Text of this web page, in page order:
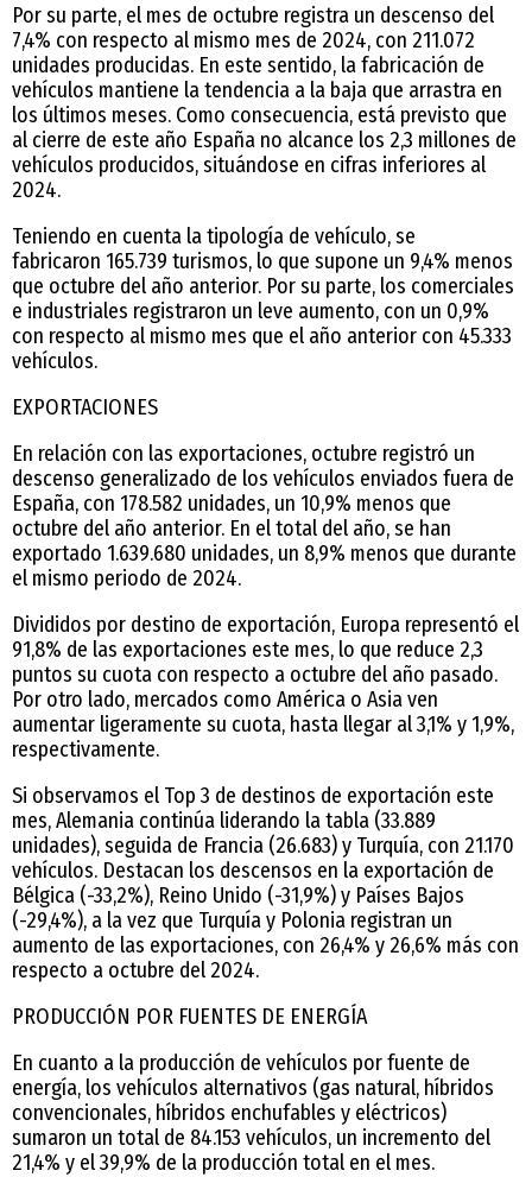
Por su parte, el mes de octubre registra un descenso del
7,4% con respecto al mismo mes de 2024, con 211.072
unidades producidas. En este sentido, la fabricación de
vehículos mantiene la tendencia a la baja que arrastra en
los últimos meses. Como consecuencia, está previsto que
al cierre de este año España no alcance los 2,3 millones de
vehículos producidos, situándose en cifras inferiores al
2024.
Teniendo en cuenta la tipología de vehículo, se
fabricaron 165.739 turismos, lo que supone un 9,4% menos
que octubre del año anterior. Por su parte, los comerciales
e industriales registraron un leve aumento, con un 0,9%
con respecto al mismo mes que el año anterior con 45.333
vehículos.
EXPORTACIONES
En relación con las exportaciones, octubre registró un
descenso generalizado de los vehículos enviados fuera de
España, con 178.582 unidades, un 10,9% menos que
octubre del año anterior. En el total del año, se han
exportado 1.639.680 unidades, un 8,9% menos que durante
el mismo periodo de 2024.
Divididos por destino de exportación, Europa representó el
91,8% de las exportaciones este mes, lo que reduce 2,3
puntos su cuota con respecto a octubre del año pasado.
Por otro lado, mercados como América o Asia ven
aumentar ligeramente su cuota, hasta llegar al 3,1% y 1,9%,
respectivamente.
Si observamos el Top 3 de destinos de exportación este
mes, Alemania continúa liderando la tabla (33.889
unidades), seguida de Francia (26.683) y Turquía, con 21.170
vehículos. Destacan los descensos en la exportación de
Bélgica (-33,2%), Reino Unido (-31,9%) y Países Bajos
(-29,4%), a la vez que Turquía y Polonia registran un
aumento de las exportaciones, con 26,4% y 26,6% más con
respecto a octubre del 2024.
PRODUCCIÓN POR FUENTES DE ENERGÍA
En cuanto a la producción de vehículos por fuente de
energía, los vehículos alternativos (gas natural, híbridos
convencionales, híbridos enchufables y eléctricos)
sumaron un total de 84.153 vehículos, un incremento del
21,4% y el 39,9% de la producción total en el mes.